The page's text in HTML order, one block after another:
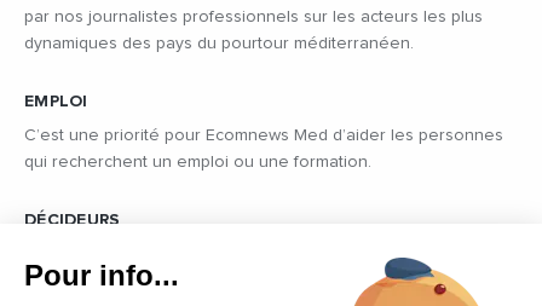
par nos journalistes professionnels sur les acteurs les plus
dynamiques des pays du pourtour méditerranéen.
EMPLOI
C’est une priorité pour Ecomnews Med d’aider les personnes
qui recherchent un emploi ou une formation.
DÉCIDEURS
Quels sont les décideurs qui font l’actualité économique et
politique des pays du pourtour de la Méditerranée.
Pour info...